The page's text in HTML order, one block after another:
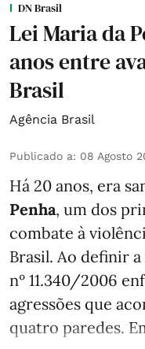
DN Brasil
Lei Maria da
anos entre
Brasil
Agência Brasil
Publicado a: 08 Agosto
Há 20 anos, era
Penha, um dos
combate à
Brasil. Ao definir
nº 11.340/2006
agressões que
quatro paredes.